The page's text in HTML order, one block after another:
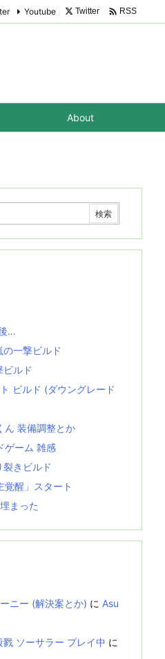
About
Youtube Twitter  RSS
…
一撃ビルド
ルド
ビルド (ダウングレード
ん 装備調整とか
ゲーム 雑感
きビルド
醒」スタート
まった
ニー (解決案とか) に Asu
ソーサラー プレイ中 に